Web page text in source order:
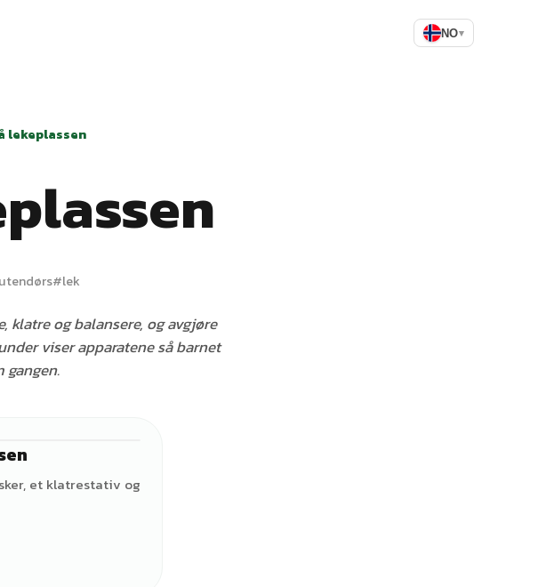
NO▾
lekeplassen
utendørs#lek
klatre og balansere, og avgjøre
viser apparatene så barnet
et klatrestativ og